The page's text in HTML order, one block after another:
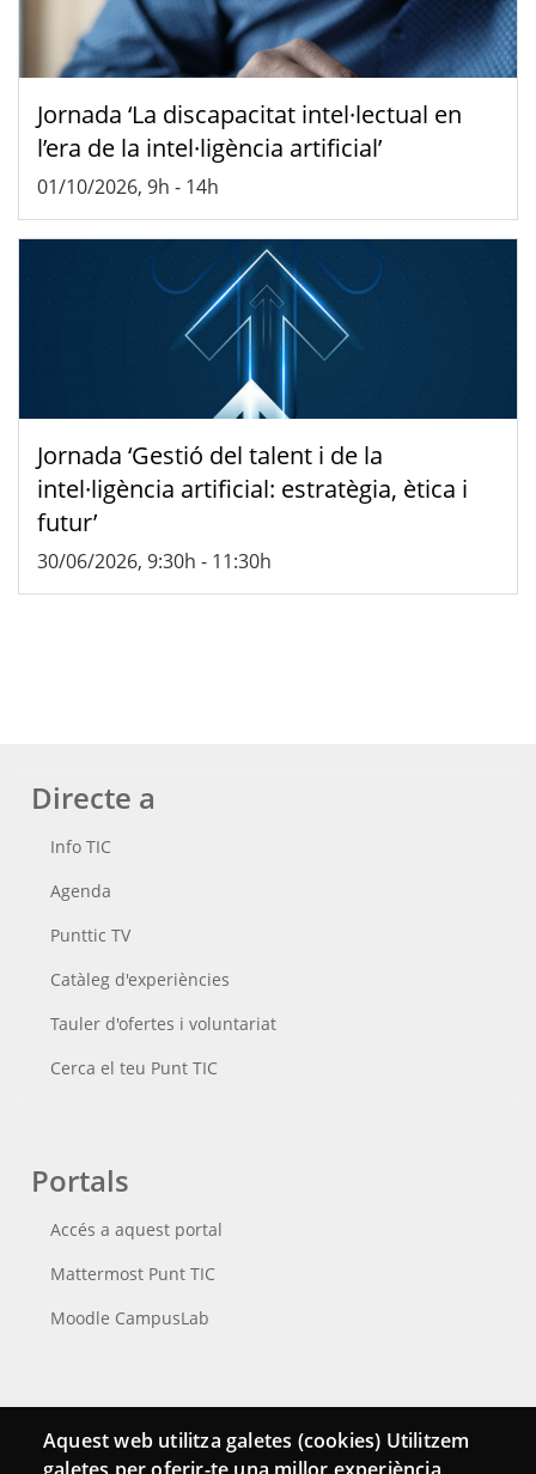
Jornada ‘La discapacitat intel·lectual en
l’era de la intel·ligència artificial’
01/10/2026, 9h - 14h
Jornada ‘Gestió del talent i de la
intel·ligència artificial: estratègia, ètica i
futur’
30/06/2026, 9:30h - 11:30h
Directe a
Info TIC
Agenda
Punttic TV
Catàleg d'experiències
Tauler d'ofertes i voluntariat
Cerca el teu Punt TIC
Portals
Accés a aquest portal
Mattermost Punt TIC
Moodle CampusLab
Connecta
Aquest web utilitza galetes (cookies) Utilitzem